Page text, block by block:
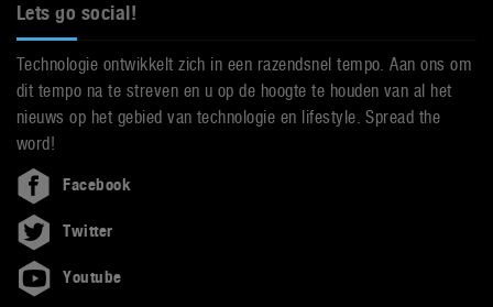
Lets go social!
Technologie ontwikkelt zich in een razendsnel tempo. Aan ons om
dit tempo na te streven en u op de hoogte te houden van al het
nieuws op het gebied van technologie en lifestyle. Spread the
word!
Facebook
Twitter
Youtube